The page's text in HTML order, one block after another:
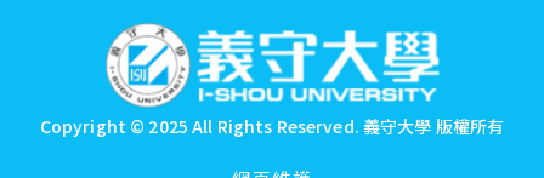
Copyright © 2025 All Rights Reserved. 義守大學 版權所有